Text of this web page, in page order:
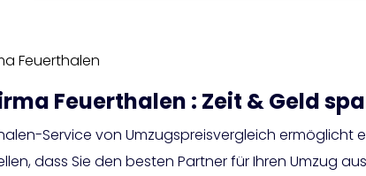
Feuerthalen : Zeit & Geld
Service von Umzugspreisvergleich
dass Sie den besten Partner für Ihren Umzug